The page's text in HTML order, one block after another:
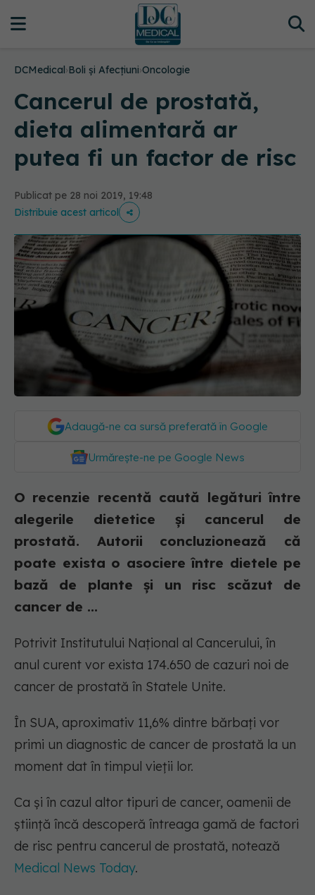
DCMedical›Boli și Afecțiuni›Oncologie
Cancerul de prostată,
dieta alimentară ar
putea fi un factor de risc
Publicat pe 28 noi 2019, 19:48
Distribuie acest articol
Adaugă-ne ca sursă preferată în Google
Urmărește-ne pe Google News
O recenzie recentă caută legături între
alegerile dietetice și cancerul de
prostată. Autorii concluzionează că
poate exista o asociere între dietele pe
bază de plante și un risc scăzut de
cancer de ...
Potrivit Institutului Național al Cancerului, în
anul curent vor exista 174.650 de cazuri noi de
cancer de prostată în Statele Unite.
În SUA, aproximativ 11,6% dintre bărbați vor
primi un diagnostic de cancer de prostată la un
moment dat în timpul vieții lor.
Ca și în cazul altor tipuri de cancer, oamenii de
știință încă descoperă întreaga gamă de factori
de risc pentru cancerul de prostată, notează
Medical News Today.